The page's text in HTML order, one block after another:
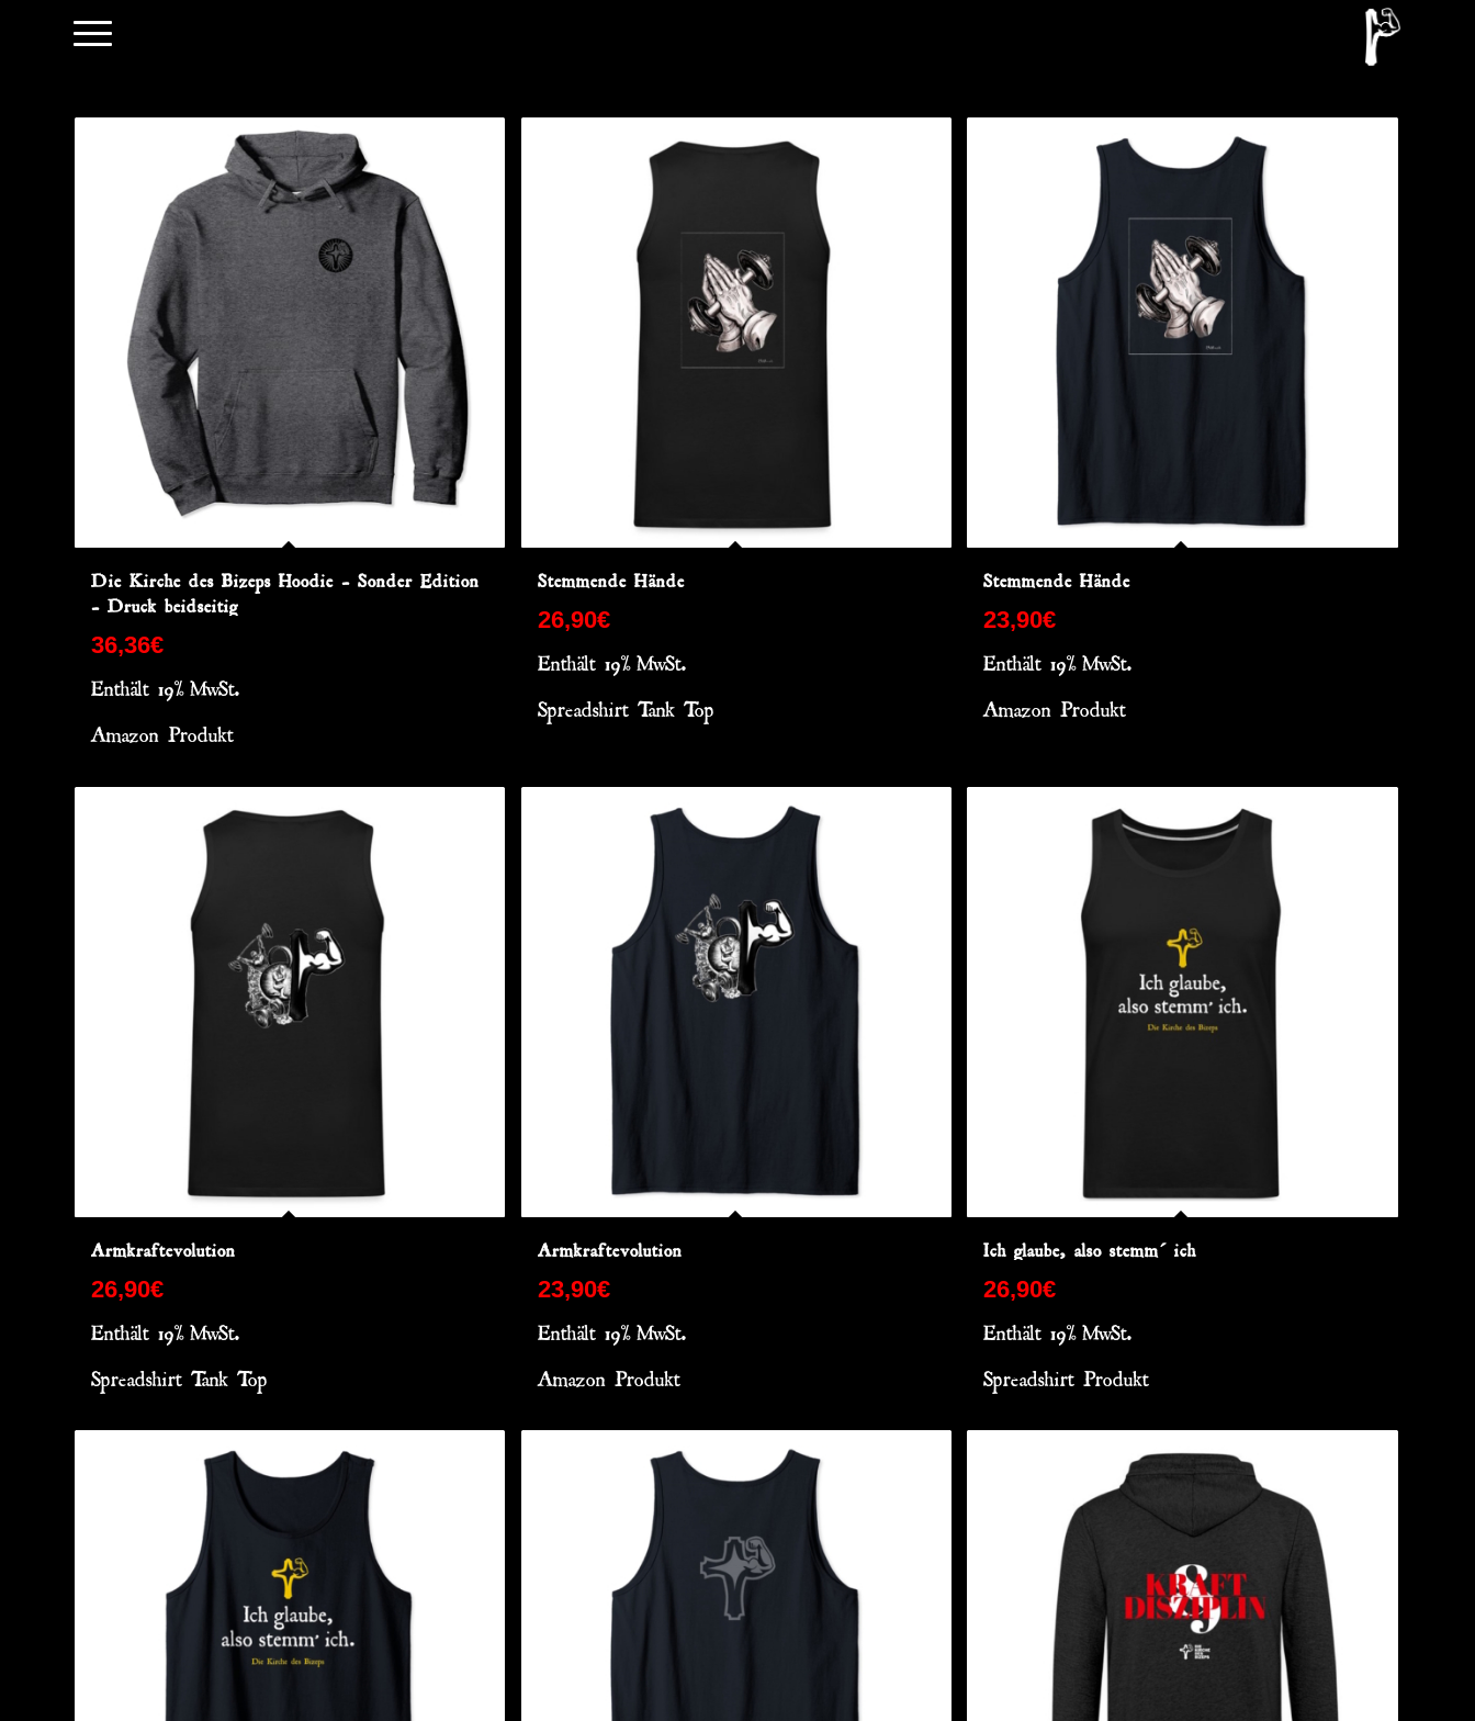
Die Kirche des Bizeps Hoodie – Sonder Edition
– Druck beidseitig
36,36€
Enthält 19% MwSt.
Amazon Produkt
Stemmende Hände
26,90€
Enthält 19% MwSt.
Spreadshirt Tank Top
Stemmende Hände
23,90€
Enthält 19% MwSt.
Amazon Produkt
Armkraftevolution
26,90€
Enthält 19% MwSt.
Spreadshirt Tank Top
Armkraftevolution
23,90€
Enthält 19% MwSt.
Amazon Produkt
Ich glaube, also stemm´ ich
26,90€
Enthält 19% MwSt.
Spreadshirt Produkt